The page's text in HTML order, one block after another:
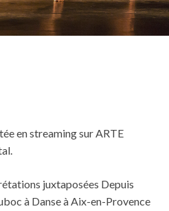
en streaming sur ARTE
juxtaposées Depuis
à Danse à Aix-en-Provence